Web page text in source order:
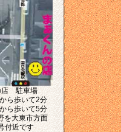
店 駐車場
ら歩いて2分
ら歩いて5分
を大東市方面
付近です